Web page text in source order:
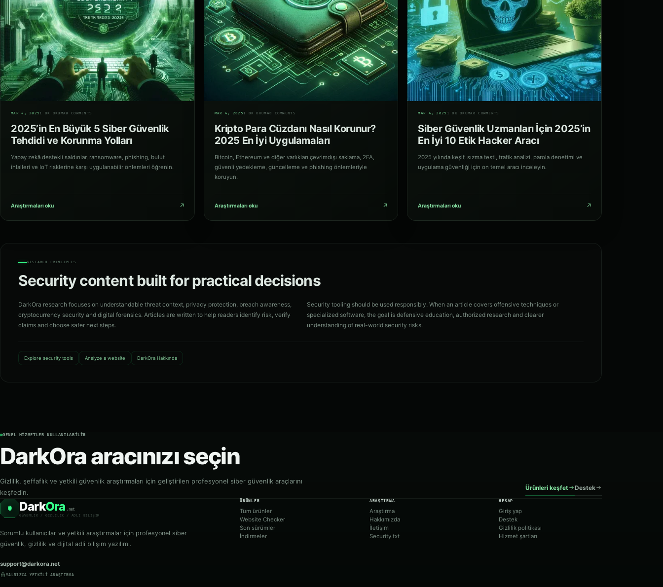
MAR 4, 2025 1 DK OKUMA0 COMMENTS
2025’in En Büyük 5 Siber Güvenlik
Tehdidi ve Korunma Yolları
Yapay zekâ destekli saldırılar, ransomware, phishing, bulut
ihlalleri ve IoT risklerine karşı uygulanabilir önlemleri öğrenin.
Araştırmaları oku ↗
MAR 4, 2025 1 DK OKUMA0 COMMENTS
Kripto Para Cüzdanı Nasıl Korunur?
2025 En İyi Uygulamaları
Bitcoin, Ethereum ve diğer varlıkları çevrimdışı saklama, 2FA,
güvenli yedekleme, güncelleme ve phishing önlemleriyle
koruyun.
Araştırmaları oku ↗
MAR 4, 2025 1 DK OKUMA0 COMMENTS
Siber Güvenlik Uzmanları İçin 2025’in
En İyi 10 Etik Hacker Aracı
2025 yılında keşif, sızma testi, trafik analizi, parola denetimi ve
uygulama güvenliği için on temel aracı inceleyin.
Araştırmaları oku ↗
RESEARCH PRINCIPLES
Security content built for practical decisions
DarkOra research focuses on understandable threat context, privacy protection, breach awareness,
cryptocurrency security and digital forensics. Articles are written to help readers identify risk, verify
claims and choose safer next steps.
Security tooling should be used responsibly. When an article covers offensive techniques or
specialized software, the goal is defensive education, authorized research and clearer
understanding of real-world security risks.
Explore security tools Analyze a website DarkOra Hakkında
GENEL HIZMETLER KULLANILABILIR
DarkOra aracınızı seçin
Gizlilik, şeffaflık ve yetkili güvenlik araştırmaları için geliştirilen profesyonel siber güvenlik araçlarını
keşfedin.
Ürünleri keşfet Destek
O DarkOra .net
GüVENLIK / GIZLILIK / ADLI BILIşIM
Sorumlu kullanıcılar ve yetkili araştırmalar için profesyonel siber
güvenlik, gizlilik ve dijital adli bilişim yazılımı.
support@darkora.net
YALNIZCA YETKILI ARAŞTIRMA
ÜRÜNLER
Tüm ürünler
Website Checker
Son sürümler
İndirmeler
ARAŞTIRMA
Araştırma
Hakkımızda
İletişim
Security.txt
HESAP
Giriş yap
Destek
Gizlilik politikası
Hizmet şartları